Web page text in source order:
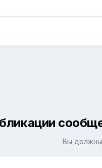
Вы должны